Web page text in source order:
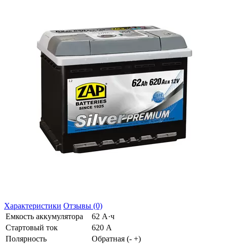
Характеристики Отзывы (0)
Емкость аккумулятора
62 А·ч
Стартовый ток
620 А
Полярность
Обратная (- +)